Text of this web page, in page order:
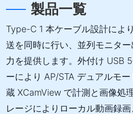
製品一覧
Type-C 1 本ケーブル設計によ
送を同時に行い、並列モニタ
力を提供します。外付け USB
ーにより AP/STA デュアルモ
蔵 XCamView で計測と画像処
レージによりローカル動画録画